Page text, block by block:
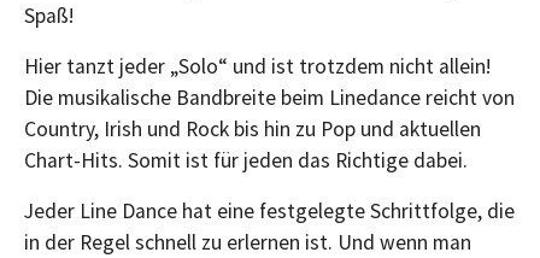
Spaß!
Hier tanzt jeder „Solo“ und ist trotzdem nicht allein!
Die musikalische Bandbreite beim Linedance reicht von
Country, Irish und Rock bis hin zu Pop und aktuellen
Chart-Hits. Somit ist für jeden das Richtige dabei.
Jeder Line Dance hat eine festgelegte Schrittfolge, die
in der Regel schnell zu erlernen ist. Und wenn man